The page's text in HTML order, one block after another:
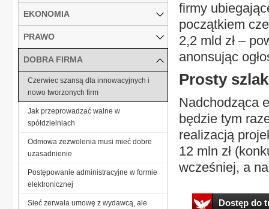
firmy
początkiem
2,2 mld zł –
anonsując
Prosty szlak
Nadchodząca
będzie tym
realizacją
12 mln zł
wcześniej, a
Dostęp do
EKONOMIA
PRAWO
DOBRA FIRMA
Czerwiec szansą dla innowacyjnych i
nowo tworzonych firm
Jak przeprowadzać walne w
spółdzielniach
Odmowa zezwolenia musi mieć dobre
uzasadnienie
Postępowanie administracyjne w formie
elektronicznej
Sieć zerwała umowę z wydawcą, ale